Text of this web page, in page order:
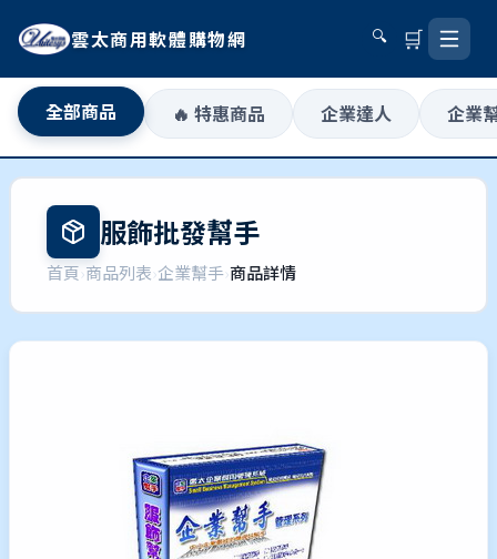
雲太商用軟體購物網 🔍 🛒
全部商品 🔥 特惠商品 企業達人 企業
服飾批發幫手
首頁›商品列表›企業幫手›商品詳情